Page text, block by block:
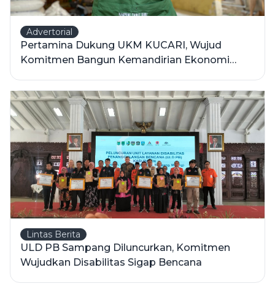
Advertorial
Pertamina Dukung UKM KUCARI, Wujud
Komitmen Bangun Kemandirian Ekonomi
Lintas Berita
ULD PB Sampang Diluncurkan, Komitmen
Wujudkan Disabilitas Sigap Bencana